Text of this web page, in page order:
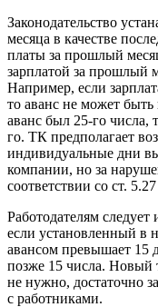
Законодательство
месяца в качестве
платы за прошлый
зарплатой за прошлый
Например, если
то аванс не может
аванс был 25-го числа,
го. ТК предполагает
индивидуальные дни
компании, но за
соответствии со ст.
Работодателям
если установленный в
авансом превышает 15
позже 15 числа. Новый
не нужно, достаточно
с работниками.